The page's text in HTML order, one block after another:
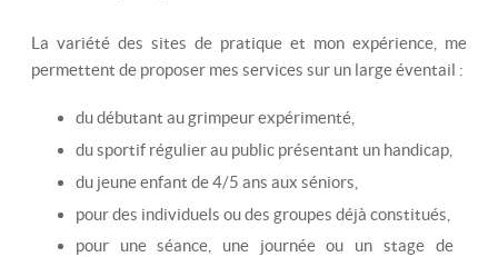
La variété des sites de pratique et mon expérience, me
permettent de proposer mes services sur un large éventail :
du débutant au grimpeur expérimenté,
du sportif régulier au public présentant un handicap,
du jeune enfant de 4/5 ans aux séniors,
pour des individuels ou des groupes déjà constitués,
pour une séance, une journée ou un stage de